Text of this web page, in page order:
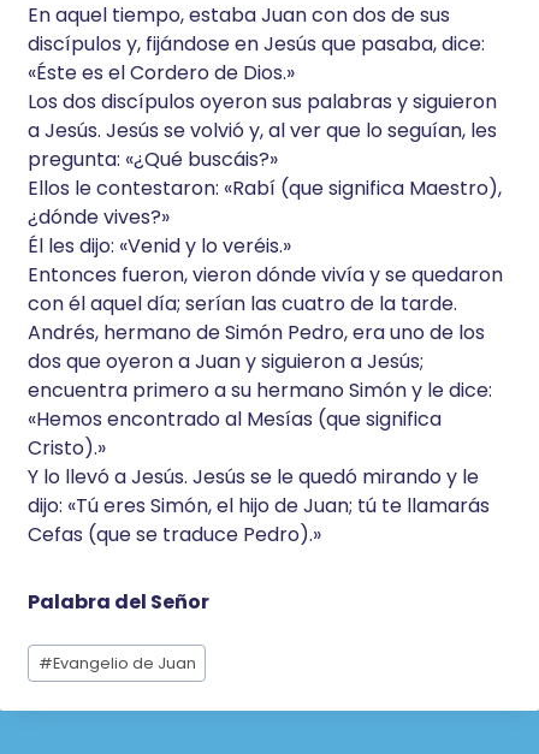
En aquel tiempo, estaba Juan con dos de sus
discípulos y, fijándose en Jesús que pasaba, dice:
«Éste es el Cordero de Dios.»
Los dos discípulos oyeron sus palabras y siguieron
a Jesús. Jesús se volvió y, al ver que lo seguían, les
pregunta: «¿Qué buscáis?»
Ellos le contestaron: «Rabí (que significa Maestro),
¿dónde vives?»
Él les dijo: «Venid y lo veréis.»
Entonces fueron, vieron dónde vivía y se quedaron
con él aquel día; serían las cuatro de la tarde.
Andrés, hermano de Simón Pedro, era uno de los
dos que oyeron a Juan y siguieron a Jesús;
encuentra primero a su hermano Simón y le dice:
«Hemos encontrado al Mesías (que significa
Cristo).»
Y lo llevó a Jesús. Jesús se le quedó mirando y le
dijo: «Tú eres Simón, el hijo de Juan; tú te llamarás
Cefas (que se traduce Pedro).»
Palabra del Señor
Etiquetas
de
la
#Evangelio de Juan